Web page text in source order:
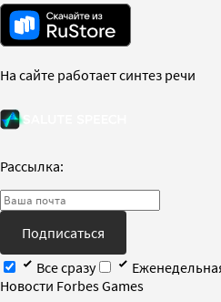
На сайте работает синтез речи
Рассылка:
Подписаться
Все сразу
Новости Forbes Games